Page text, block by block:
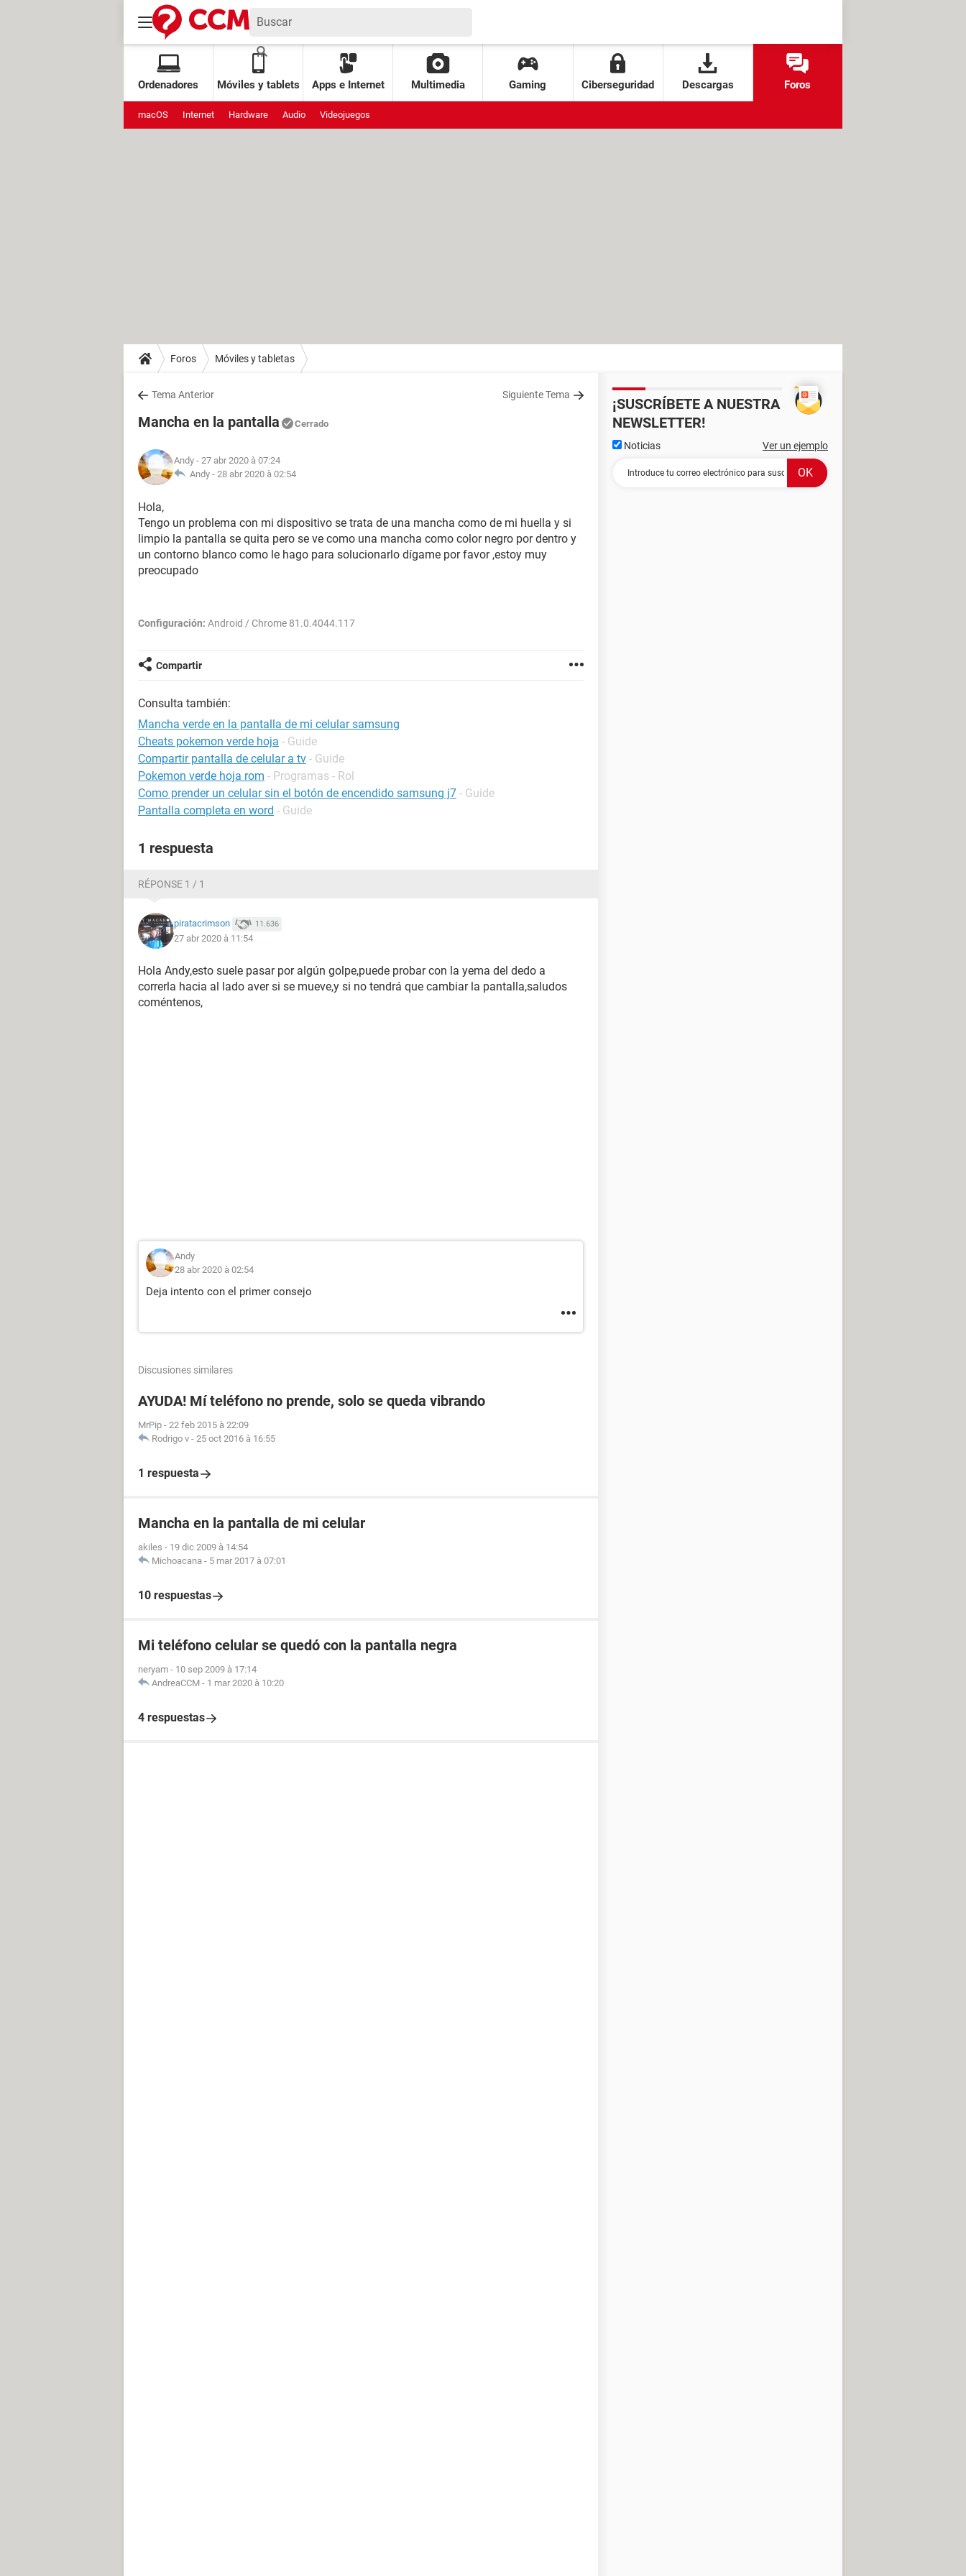
Ordenadores Móviles y tablets Apps e Internet Multimedia Gaming Ciberseguridad Descargas Foros
macOS Internet Hardware Audio Videojuegos
Foros Móviles y tabletas
Tema Anterior Siguiente Tema
Mancha en la pantalla Cerrado
Andy - 27 abr 2020 à 07:24
Andy - 28 abr 2020 à 02:54
Hola,
Tengo un problema con mi dispositivo se trata de una mancha como de mi huella y si
limpio la pantalla se quita pero se ve como una mancha como color negro por dentro y
un contorno blanco como le hago para solucionarlo dígame por favor ,estoy muy
preocupado
Configuración: Android / Chrome 81.0.4044.117
Compartir
Consulta también:
Mancha verde en la pantalla de mi celular samsung
Cheats pokemon verde hoja - Guide
Compartir pantalla de celular a tv - Guide
Pokemon verde hoja rom - Programas - Rol
Como prender un celular sin el botón de encendido samsung j7 - Guide
Pantalla completa en word - Guide
1 respuesta
RÉPONSE 1 / 1
piratacrimson 11.636
27 abr 2020 à 11:54
Hola Andy,esto suele pasar por algún golpe,puede probar con la yema del dedo a
correrla hacia al lado aver si se mueve,y si no tendrá que cambiar la pantalla,saludos
coméntenos,
Andy
28 abr 2020 à 02:54
Deja intento con el primer consejo
Discusiones similares
AYUDA! Mí teléfono no prende, solo se queda vibrando
MrPip - 22 feb 2015 à 22:09
Rodrigo v - 25 oct 2016 à 16:55
1 respuesta
Mancha en la pantalla de mi celular
akiles - 19 dic 2009 à 14:54
Michoacana - 5 mar 2017 à 07:01
10 respuestas
Mi teléfono celular se quedó con la pantalla negra
neryam - 10 sep 2009 à 17:14
AndreaCCM - 1 mar 2020 à 10:20
4 respuestas
¡SUSCRÍBETE A NUESTRA
NEWSLETTER!
Noticias Ver un ejemplo